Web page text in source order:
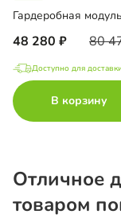
Гардеробная
48 280 80
Доступно для
В корзину
Отличное
товаром